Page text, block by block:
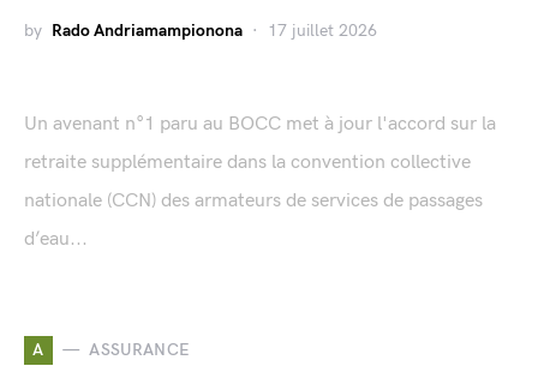
by Rado Andriamampionona 17 juillet 2026
Un avenant n°1 paru au BOCC met à jour l'accord sur la
retraite supplémentaire dans la convention collective
nationale (CCN) des armateurs de services de passages
d’eau...
A ASSURANCE